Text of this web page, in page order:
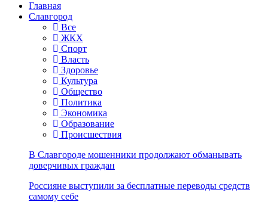
Главная
Славгород
Все
ЖКХ
Спорт
Власть
Здоровье
Культура
Общество
Политика
Экономика
Образование
Происшествия
В Славгороде мошенники продолжают обманывать
доверчивых граждан
Россияне выступили за бесплатные переводы средств
самому себе